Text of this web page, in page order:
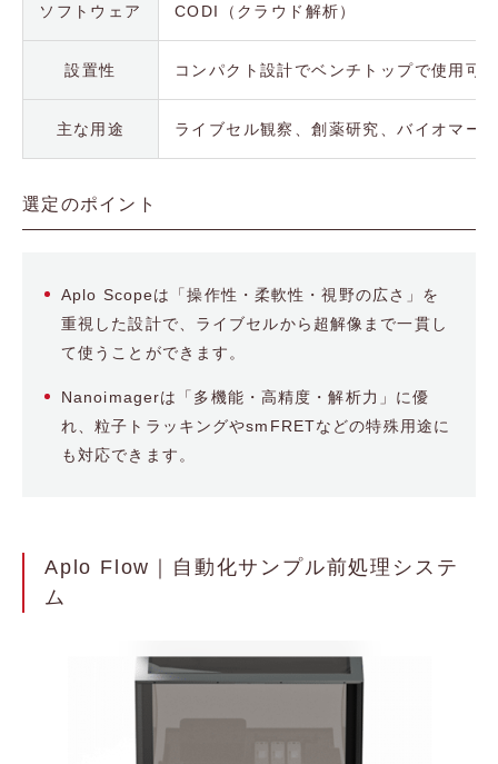
ソフトウェア CODI（クラウド解析）
設置性 コンパクト設計でベンチトップで使用可
主な用途 ライブセル観察、創薬研究、バイオマー
選定のポイント
Aplo Scopeは「操作性・柔軟性・視野の広さ」を
重視した設計で、ライブセルから超解像まで一貫し
て使うことができます。
Nanoimagerは「多機能・高精度・解析力」に優
れ、粒子トラッキングやsmFRETなどの特殊用途に
も対応できます。
Aplo Flow｜自動化サンプル前処理システ
ム